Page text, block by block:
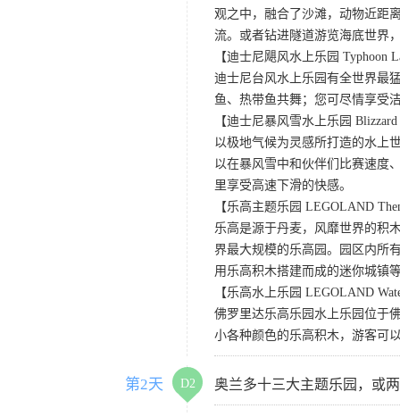
观之中，融合了沙滩，动物近距
流。或者钻进隧道游览海底世界
【迪士尼飓风水上乐园 Typhoon
迪士尼台风水上乐园有全世界最
鱼、热带鱼共舞；您可尽情享受
【迪士尼暴风雪水上乐园 Blizzard
以极地气候为灵感所打造的水上
以在暴风雪中和伙伴们比赛速度
里享受高速下滑的快感。
【乐高主题乐园 LEGOLAND
乐高是源于丹麦，风靡世界的积
界最大规模的乐高园。园区内所
用乐高积木搭建而成的迷你城镇
【乐高水上乐园 LEGOLAND
佛罗里达乐高乐园水上乐园位于
小各种颜色的乐高积木，游客可
第2天 D2 奥兰多十三大主题乐园，或